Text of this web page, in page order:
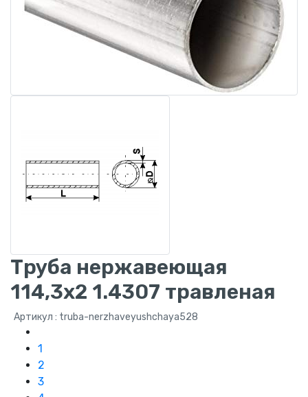
Труба нержавеющая
114,3x2 1.4307 травленая
Артикул : truba-nerzhaveyushchaya528
1
2
3